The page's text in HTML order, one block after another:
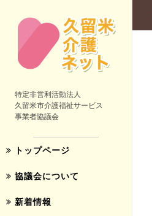
特定非営利活動法人
久留米市介護福祉サービス
事業者協議会
トップページ
協議会について
新着情報